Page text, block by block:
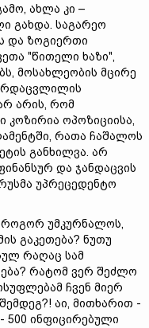
ახლა კი –
გახდა. საგარეო
და ზოგიერთი
"წითელი ხაზი",
მოსახლეობის მცირე
არის, რომ
კოზირია ოპოზიციისა,
რათა ჩაშალოს
განხილვა. არ
და ჯანდაცვის
უპრეცედენტო
უმკურნალოს,
გაკეთება? ნუთუ
რაღაც სამ
რატომ ვერ შეძლო
ჩვენ მიერ
აი, მითხარით -
ინფიცირებული